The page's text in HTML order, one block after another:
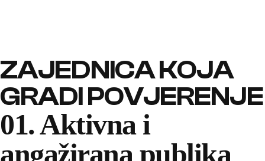
ZAJEDNICA KOJA
GRADI POVJERENJE
01. Aktivna i
angažirana publika